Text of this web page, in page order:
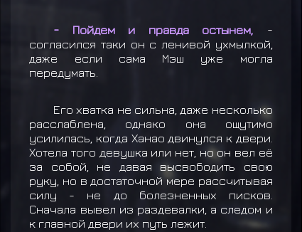
- Пойдем и правда остынем,
-
согласился таки он с ленивой ухмылкой,
даже если сама Мэш уже могла
передумать.
Его хватка не сильна, даже несколько
расслаблена, однако она ощутимо
усилилась, когда Ханао двинулся к двери.
Хотела того девушка или нет, но он вел её
за собой, не давая высвободить свою
руку, но в достаточной мере рассчитывая
силу - не до болезненных писков.
Сначала вывел из раздевалки, а следом и
к главной двери их путь лежит.